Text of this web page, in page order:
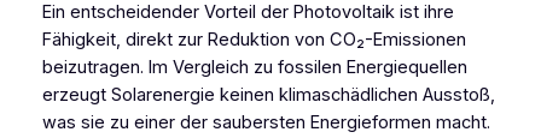
Ein entscheidender Vorteil der Photovoltaik ist ihre
Fähigkeit, direkt zur Reduktion von CO₂-Emissionen
beizutragen. Im Vergleich zu fossilen Energiequellen
erzeugt Solarenergie keinen klimaschädlichen Ausstoß,
was sie zu einer der saubersten Energieformen macht.